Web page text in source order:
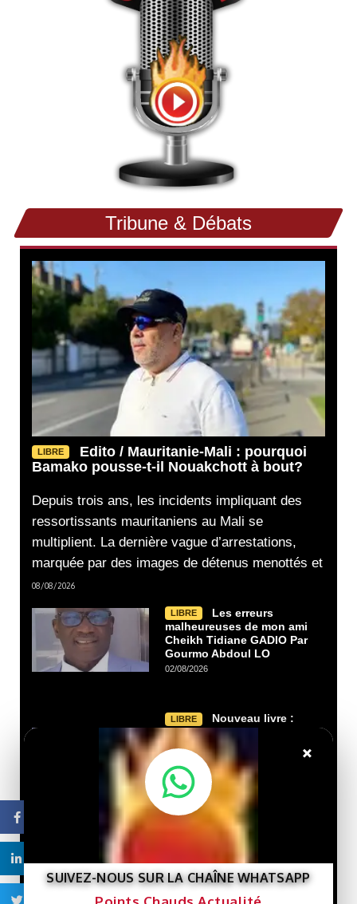
Tribune & Débats
LIBRE
Edito / Mauritanie-Mali : pourquoi
Bamako pousse-t-il Nouakchott à bout?
Depuis trois ans, les incidents impliquant des
ressortissants mauritaniens au Mali se
multiplient. La dernière vague d’arrestations,
marquée par des images de détenus menottés et
08/08/2026
LIBRE
Les erreurs
malheureuses de mon ami
Cheikh Tidiane GADIO Par
Gourmo Abdoul LO
02/08/2026
LIBRE
Nouveau livre :
« Gaza et le destin de la
Palestine »… Une lecture
de l’histoire de la cause
palestinienne depuis la
porte de Gaza.
29/07/2026
Président Ghazwani?
21/07/2026
×
SUIVEZ-NOUS SUR LA CHAÎNE WHATSAPP